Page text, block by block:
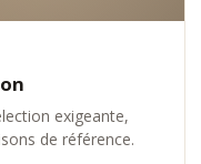
exigeante,
de référence.